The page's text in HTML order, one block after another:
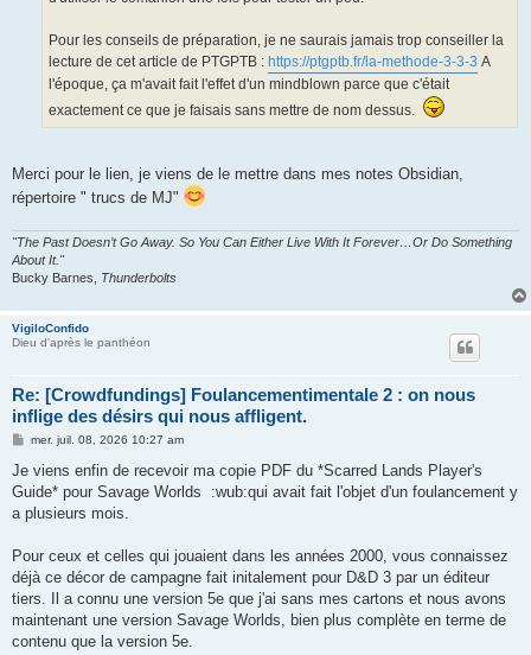
Pour les conseils de préparation, je ne saurais jamais trop conseiller la
lecture de cet article de PTGPTB : https://ptgptb.fr/la-methode-3-3-3 A
l'époque, ça m'avait fait l'effet d'un mindblown parce que c'était
exactement ce que je faisais sans mettre de nom dessus.
Merci pour le lien, je viens de le mettre dans mes notes Obsidian,
répertoire " trucs de MJ"
"The Past Doesn’t Go Away. So You Can Either Live With It Forever…Or Do Something
About It."
Bucky Barnes, Thunderbolts
VigiloConfido
Dieu d'après le panthéon
Re: [Crowdfundings] Foulancementimentale 2 : on nous
inflige des désirs qui nous affligent.
M
s
a
g
e
mer. juil. 08, 2026 10:27 am
Je viens enfin de recevoir ma copie PDF du *Scarred Lands Player's
Guide* pour Savage Worlds :wub:qui avait fait l'objet d'un foulancement y
a plusieurs mois.
Pour ceux et celles qui jouaient dans les années 2000, vous connaissez
déjà ce décor de campagne fait initalement pour D&D 3 par un éditeur
tiers. Il a connu une version 5e que j'ai sans mes cartons et nous avons
maintenant une version Savage Worlds, bien plus complète en terme de
contenu que la version 5e.